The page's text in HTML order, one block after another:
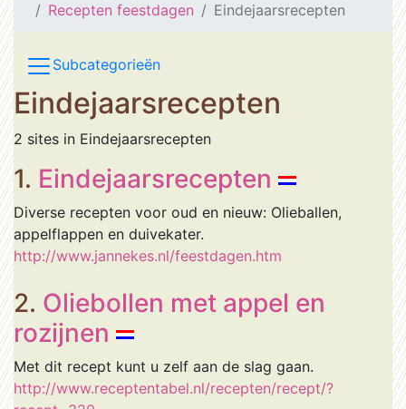
Recepten feestdagen
Eindejaarsrecepten
Subcategorieën
Eindejaarsrecepten
2 sites in Eindejaarsrecepten
1. Eindejaarsrecepten
Diverse recepten voor oud en nieuw: Olieballen,
appelflappen en duivekater.
http://www.jannekes.nl/feestdagen.htm
2. Oliebollen met appel en
rozijnen
Met dit recept kunt u zelf aan de slag gaan.
http://www.receptentabel.nl/recepten/recept/?